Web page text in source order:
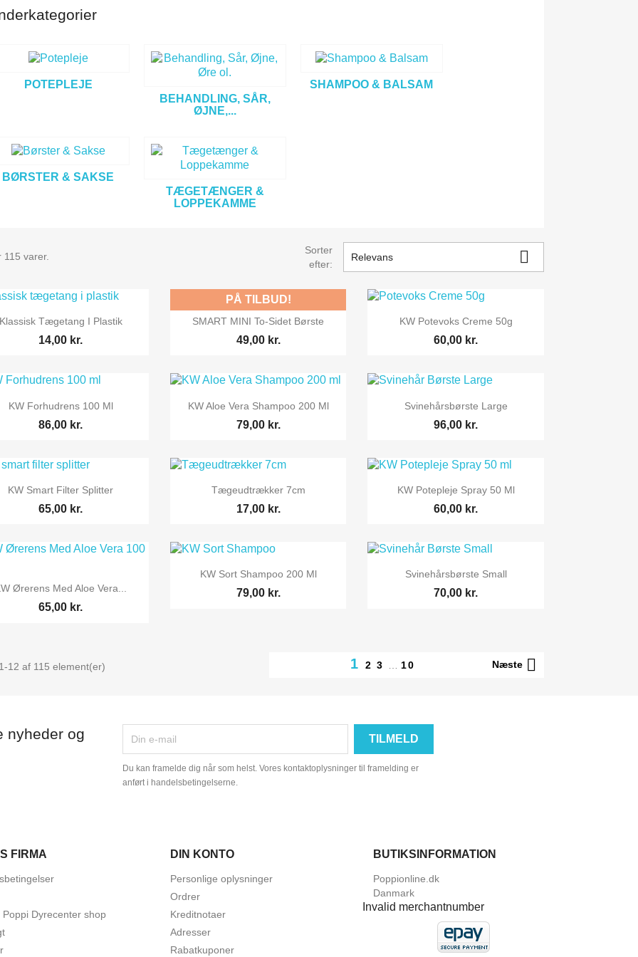
POTEPLEJE
BEHANDLING, SÅR,
ØJNE,...
SHAMPOO & BALSAM
BØRSTER & SAKSE
TÆGETÆNGER &
LOPPEKAMME
115 varer.
Sorter
efter:
Relevans 
 Vis her
Tægetang I Plastik
14,00 kr.
 Vis her
SMART MINI To-Sidet Børste
49,00 kr.
PÅ TILBUD!
 Vis her
KW Potevoks Creme 50g
60,00 kr.
 Vis her
KW Forhudrens 100 Ml
86,00 kr.
 Vis her
KW Aloe Vera Shampoo 200 Ml
79,00 kr.
 Vis her
Svinehårsbørste Large
96,00 kr.
 Vis her
KW Smart Filter Splitter
65,00 kr.
 Vis her
Tægeudtrækker 7cm
17,00 kr.
 Vis her
KW Potepleje Spray 50 Ml
60,00 kr.
 Vis her
Ørerens Med Aloe Vera...
65,00 kr.
 Vis her
KW Sort Shampoo 200 Ml
79,00 kr.
 Vis her
Svinehårsbørste Small
70,00 kr.
12 af 115 element(er) 1 2 3 10 Næste 
nyheder og
Du kan framelde dig når som helst. Vores kontaktoplysninger til framelding er
anført i handelsbetingelserne.
FIRMA
Poppi Dyrecenter shop
DIN KONTO
Personlige oplysninger
Ordrer
Kreditnotaer
Adresser
Rabatkuponer
BUTIKSINFORMATION
Poppionline.dk
Danmark
Invalid merchantnumber